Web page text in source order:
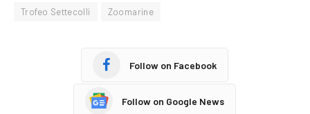
Trofeo Settecolli Zoomarine
Follow on Facebook
Follow on Google News